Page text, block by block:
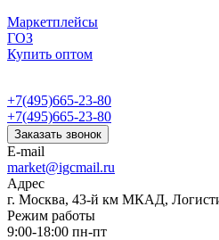
Маркетплейсы
ГОЗ
Купить оптом
+7(495)665-23-80
+7(495)665-23-80
Заказать звонок
E-mail
market@igcmail.ru
Адрес
г. Москва, 43-й км МКАД,
Режим работы
9:00-18:00 пн-пт